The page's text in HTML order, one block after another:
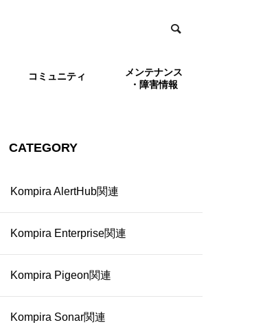
コミュニティ
メンテナンス
・障害情報
できるようになりました
Kroker
Kompiraシリーズ評価
CATEGORY
Kompira AlertHub関連
Kompira Enterprise関連
Kompira Pigeon関連
Kompira Sonar関連